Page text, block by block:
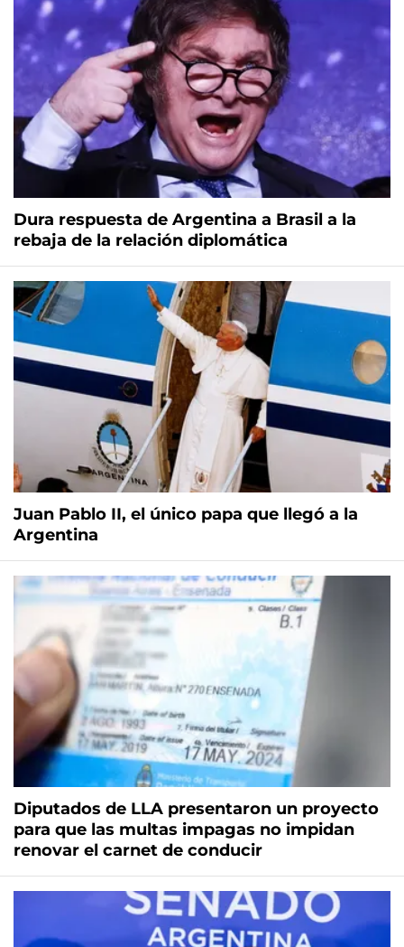
Dura respuesta de Argentina a Brasil a la
rebaja de la relación diplomática
Juan Pablo II, el único papa que llegó a la
Argentina
Diputados de LLA presentaron un proyecto
para que las multas impagas no impidan
renovar el carnet de conducir